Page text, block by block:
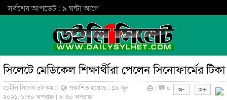
সর্বশেষ আপডেট : ৯ ঘন্টা আগে
সিলেটে মেডিকেল শিক্ষার্থীরা পেলেন সিনোফার্মের টিকা
ডেইলি সিলেট ডট কম ::
প্রকাশিত হয়েছে : ১৯ জুন
২০২১, ৬:৩০ অপরাহ্ন | ৬:৩০ অপরাহ্ন
| ০